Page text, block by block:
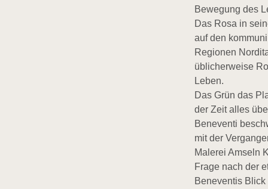
Bewegung des
Das Rosa in
auf den
Regionen
üblicherweise
Leben.
Das Grün das
der Zeit alles
Beneventi
mit der
Malerei Amseln
Frage nach der
Beneventis Blick